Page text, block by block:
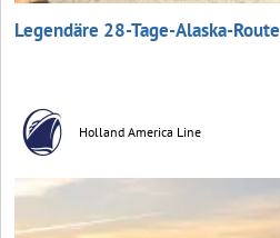
Legendäre 28-Tage-Alaska-Route
Holland America Line